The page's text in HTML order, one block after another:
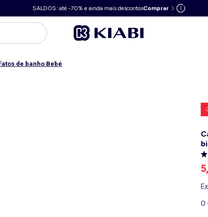
SALDOS: até -70% e ainda mais descontosComprar
de banho Bebé
-
O